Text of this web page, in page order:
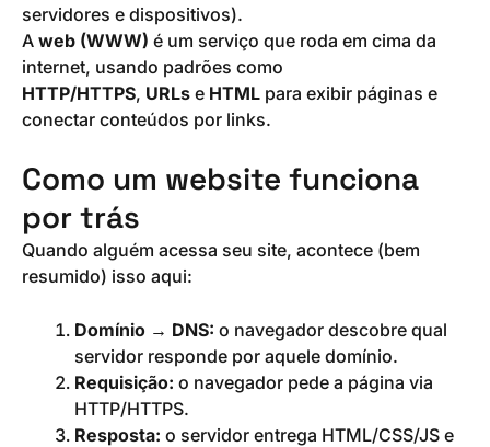
servidores e dispositivos).
A web (WWW) é um serviço que roda em cima da
internet, usando padrões como
HTTP/HTTPS, URLs e HTML para exibir páginas e
conectar conteúdos por links.
Como um website funciona
por trás
Quando alguém acessa seu site, acontece (bem
resumido) isso aqui:
Domínio → DNS: o navegador descobre qual
servidor responde por aquele domínio.
Requisição: o navegador pede a página via
HTTP/HTTPS.
Resposta: o servidor entrega HTML/CSS/JS e